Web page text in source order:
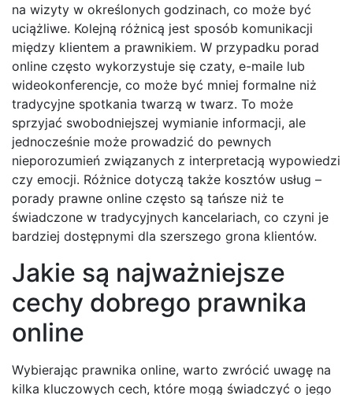
na wizyty w określonych godzinach, co może być
uciążliwe. Kolejną różnicą jest sposób komunikacji
między klientem a prawnikiem. W przypadku porad
online często wykorzystuje się czaty, e-maile lub
wideokonferencje, co może być mniej formalne niż
tradycyjne spotkania twarzą w twarz. To może
sprzyjać swobodniejszej wymianie informacji, ale
jednocześnie może prowadzić do pewnych
nieporozumień związanych z interpretacją wypowiedzi
czy emocji. Różnice dotyczą także kosztów usług –
porady prawne online często są tańsze niż te
świadczone w tradycyjnych kancelariach, co czyni je
bardziej dostępnymi dla szerszego grona klientów.
Jakie są najważniejsze
cechy dobrego prawnika
online
Wybierając prawnika online, warto zwrócić uwagę na
kilka kluczowych cech, które mogą świadczyć o jego